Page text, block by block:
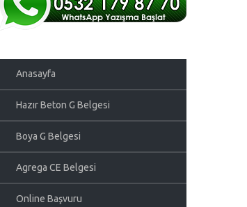
Anasayfa
Hazır Beton G Belgesi
Boya G Belgesi
Agrega CE Belgesi
Online Başvuru